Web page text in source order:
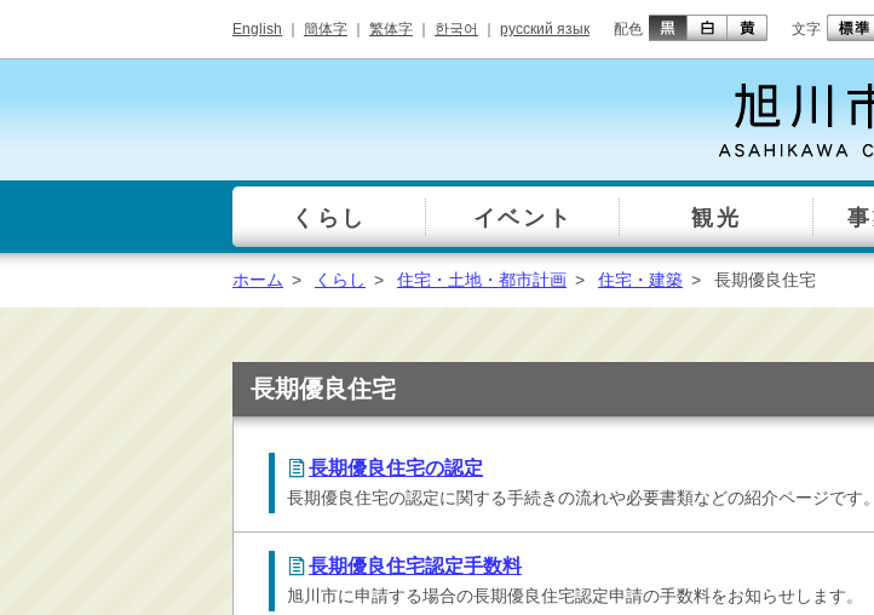
English 簡体字 繁体字 한국어 русский язык 配色 文字
一覧
くらし イベント 観光
総合窓口
手続き・届出（戸籍・
子育て・学校教育
ごみ・リサイクル・環
境保全
消防・救急
防災・安全
ホーム > くらし > 住宅・土地・都市計画 > 住宅・建築 > 長期優良住宅
長期優良住宅
長期優良住宅の認定
長期優良住宅の認定に関する手続きの流れや必要書類などの紹介ページです。
長期優良住宅認定手数料
旭川市に申請する場合の長期優良住宅認定申請の手数料をお知らせします。